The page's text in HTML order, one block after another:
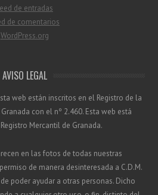
de entradas
de comentarios
WordPress.org
AVISO LEGAL
web están inscritos en el Registro de la
con el nº 2.460. Esta web está
Mercantil de Granada.
en las fotos de todas nuestras
de manera desinteresada a C.D.M.
poder ayudar a otras personas. Dicho